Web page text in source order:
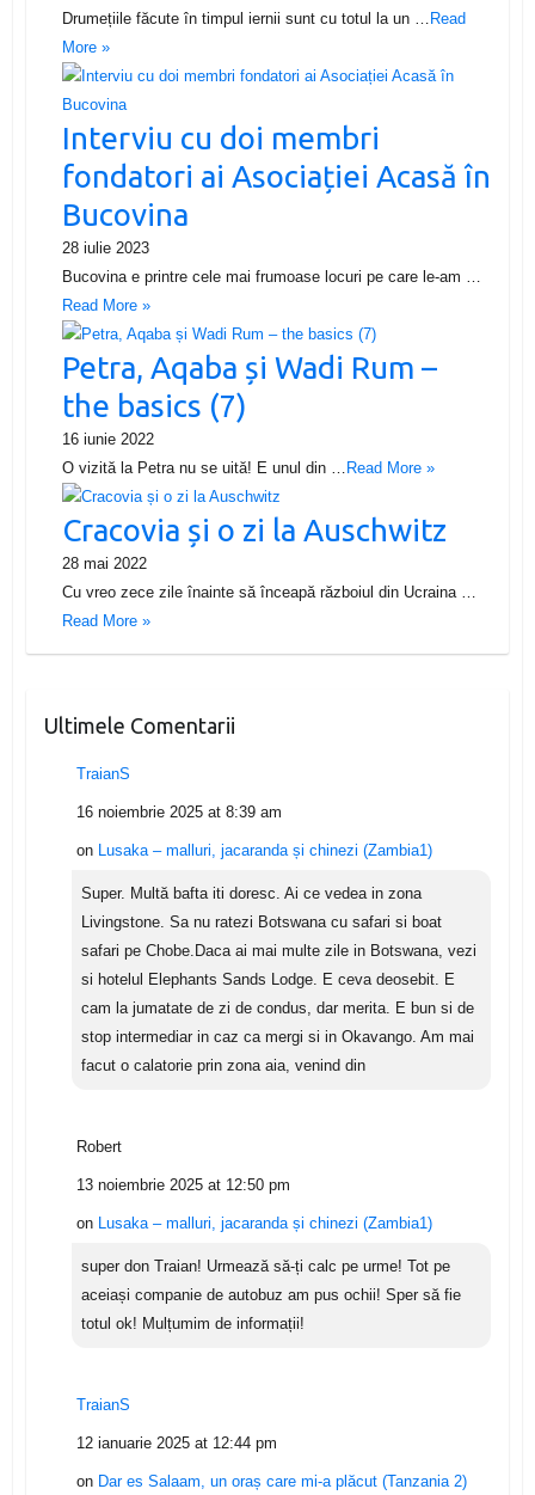
Drumețiile făcute în timpul iernii sunt cu totul la un … Read
More »
Interviu cu doi membri
fondatori ai Asociației Acasă în
Bucovina
28 iulie 2023
Bucovina e printre cele mai frumoase locuri pe care le-am …
Read More »
Petra, Aqaba și Wadi Rum –
the basics (7)
16 iunie 2022
O vizită la Petra nu se uită! E unul din … Read More »
Cracovia și o zi la Auschwitz
28 mai 2022
Cu vreo zece zile înainte să înceapă războiul din Ucraina …
Read More »
Ultimele Comentarii
TraianS
16 noiembrie 2025 at 8:39 am
on Lusaka – malluri, jacaranda și chinezi (Zambia1)
Super. Multă bafta iti doresc. Ai ce vedea in zona
Livingstone. Sa nu ratezi Botswana cu safari si boat
safari pe Chobe.Daca ai mai multe zile in Botswana, vezi
si hotelul Elephants Sands Lodge. E ceva deosebit. E
cam la jumatate de zi de condus, dar merita. E bun si de
stop intermediar in caz ca mergi si in Okavango. Am mai
facut o calatorie prin zona aia, venind din
Robert
13 noiembrie 2025 at 12:50 pm
on Lusaka – malluri, jacaranda și chinezi (Zambia1)
super don Traian! Urmează să-ți calc pe urme! Tot pe
aceiași companie de autobuz am pus ochii! Sper să fie
totul ok! Mulțumim de informații!
TraianS
12 ianuarie 2025 at 12:44 pm
on Dar es Salaam, un oraș care mi-a plăcut (Tanzania 2)